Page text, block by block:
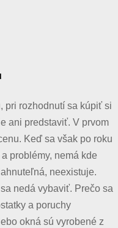
pri rozhodnutí sa kúpiť si
ani predstaviť. V prvom
Keď sa však po roku
problémy, nemá kde
neexistuje.
nedá vybaviť. Prečo sa
a poruchy
okná sú vyrobené z